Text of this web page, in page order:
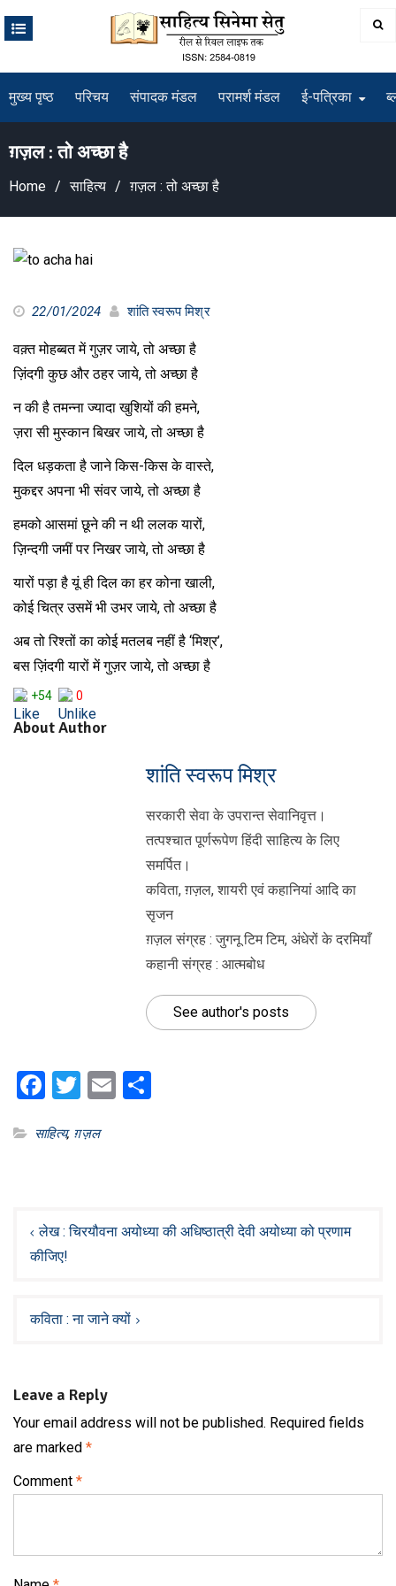
मुख्य पृष्ठ परिचय संपादक मंडल परामर्श मंडल ई-पत्रिका
ग़ज़ल : तो अच्छा है
Home साहित्य ग़ज़ल : तो अच्छा है
22/01/2024 शांति स्वरूप मिश्र
वक़्त मोहब्बत में गुज़र जाये, तो अच्छा है
ज़िंदगी कुछ और ठहर जाये, तो अच्छा है
न की है तमन्ना ज्यादा खुशियों की हमने,
ज़रा सी मुस्कान बिखर जाये, तो अच्छा है
दिल धड़कता है जाने किस-किस के वास्ते,
मुकद्दर अपना भी संवर जाये, तो अच्छा है
हमको आसमां छूने की न थी ललक यारों,
ज़िन्दगी जमीं पर निखर जाये, तो अच्छा है
यारों पड़ा है यूं ही दिल का हर कोना खाली,
कोई चित्र उसमें भी उभर जाये, तो अच्छा है
अब तो रिश्तों का कोई मतलब नहीं है ‘मिश्र’,
बस ज़िंदगी यारों में गुज़र जाये, तो अच्छा है
+54 0
About Author
शांति स्वरूप मिश्र
सरकारी सेवा के उपरान्त सेवानिवृत्त।
तत्पश्चात पूर्णरूपेण हिंदी साहित्य के लिए
समर्पित।
कविता, ग़ज़ल, शायरी एवं कहानियां आदि का
सृजन
ग़ज़ल संग्रह : जुगनू टिम टिम, अंधेरों के दरमियाँ
कहानी संग्रह : आत्मबोध
See author's posts
Facebook
Twitter
Email
साहित्य, ग़ज़ल
navigation
लेख : चिरयौवना अयोध्या की अधिष्ठात्री देवी अयोध्या को प्रणाम
कीजिए!
कविता : ना जाने क्यों
Leave a Reply
Your email address will not be published. Required fields
are marked *
Comment *